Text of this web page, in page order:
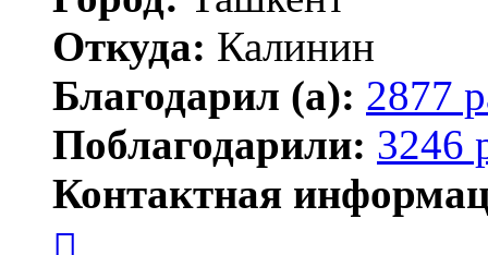
Откуда: Калинин
Благодарил (а): 2877
Поблагодарили: 3246
Контактная